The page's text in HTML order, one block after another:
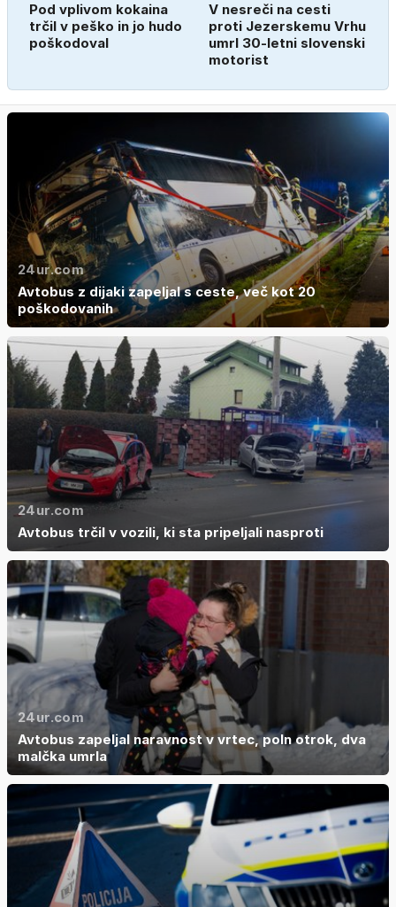
Pod vplivom kokaina
trčil v peško in jo hudo
poškodoval
V nesreči na cesti
proti Jezerskemu Vrhu
umrl 30-letni slovenski
motorist
24ur.com
Avtobus z dijaki zapeljal s ceste, več kot 20
poškodovanih
24ur.com
Avtobus trčil v vozili, ki sta pripeljali nasproti
24ur.com
Avtobus zapeljal naravnost v vrtec, poln otrok, dva
malčka umrla